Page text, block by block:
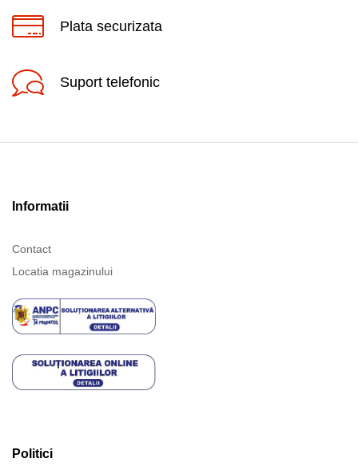
Plata securizata
Suport telefonic
Informatii
Contact
Locatia magazinului
Politici